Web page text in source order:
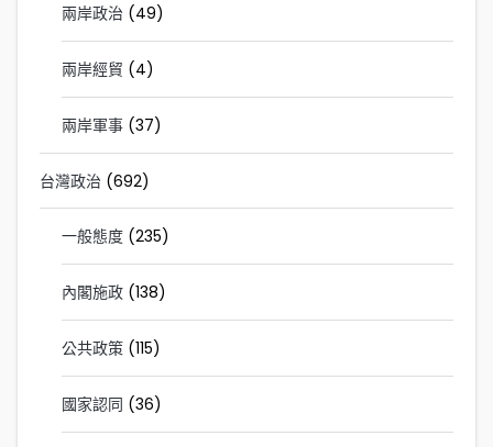
兩岸政治 (49)
兩岸經貿 (4)
兩岸軍事 (37)
台灣政治 (692)
一般態度 (235)
內閣施政 (138)
公共政策 (115)
國家認同 (36)